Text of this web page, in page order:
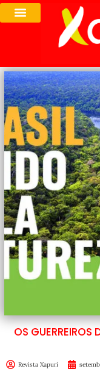
OS GUERREIROS
Revista Xapuri